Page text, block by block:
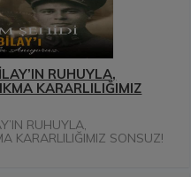
RUHUYLA,
KARARLILIĞIMIZ
RUHUYLA,
KARARLILIĞIMIZ SONSUZ!